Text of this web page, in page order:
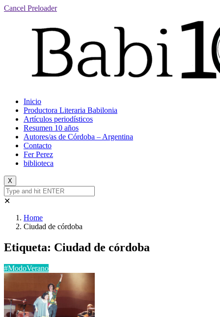
Cancel Preloader
Inicio
Productora Literaria Babilonia
Artículos periodísticos
Resumen 10 años
Autores/as de Córdoba – Argentina
Contacto
Fer Perez
biblioteca
X
✕
Home
Ciudad de córdoba
Etiqueta: Ciudad de córdoba
#ModoVerano